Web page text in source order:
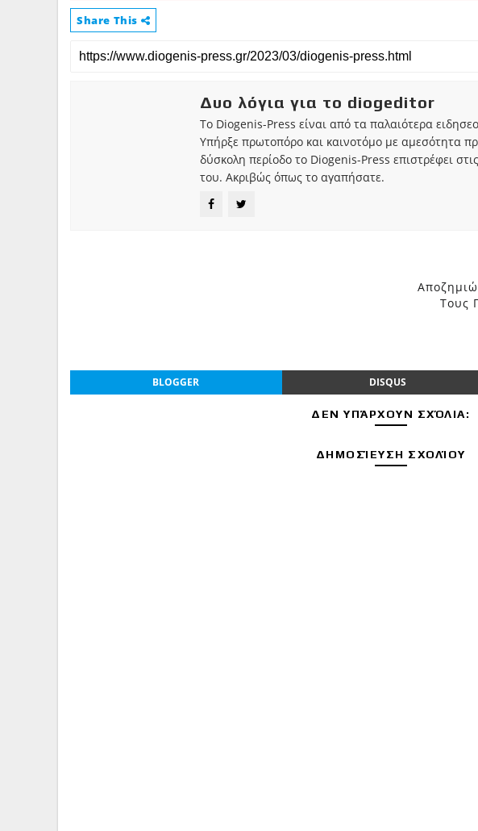
Share This
Δυο λόγια για το diogeditor
Το Diogenis-Press είναι από τα παλαιότερα
Υπήρξε πρωτοπόρο και καινοτόμο με αμεσότητα
δύσκολη περίοδο το Diogenis-Press επιστρέφει
του. Ακριβώς όπως το αγαπήσατε.
Τους
BLOGGER DISQUS
ΔΕΝ ΥΠΆΡΧΟΥΝ ΣΧΌΛΙΑ:
ΔΗΜΟΣΊΕΥΣΗ ΣΧΟΛΊΟΥ